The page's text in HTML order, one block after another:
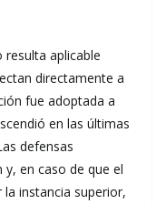
resulta aplicable
directamente a
fue adoptada a
en las últimas
defensas
en caso de que el
instancia superior,